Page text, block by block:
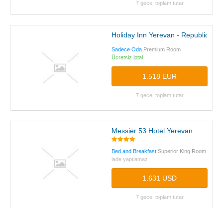
7 gece, toplam tutar
Holiday Inn Yerevan - Republic
Sadece Oda Premium Room
Ücretsiz iptal
1.518 EUR
7 gece, toplam tutar
Messier 53 Hotel Yerevan
Bed and Breakfast Superior King Room
iade yapılamaz
1.631 USD
7 gece, toplam tutar